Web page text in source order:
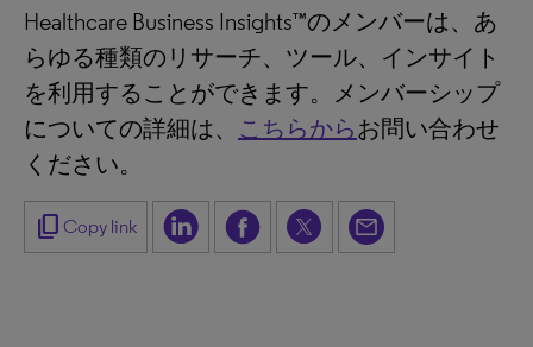
Healthcare Business Insights™のメンバーは、あ
らゆる種類のリサーチ、ツール、インサイト
を利用することができます。メンバーシップ
についての詳細は、 こちらからお問い合わせ
ください。
content_copy Copy link